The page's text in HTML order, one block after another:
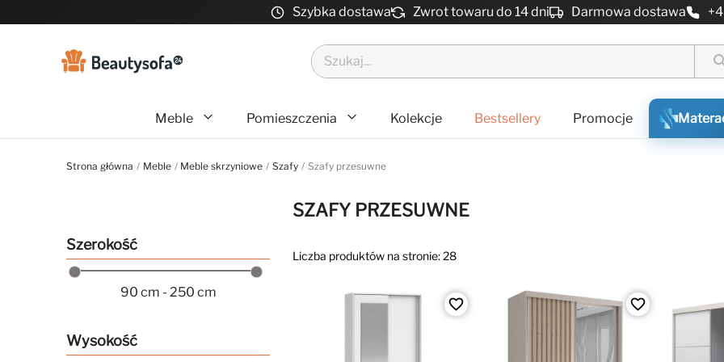
Szybka dostawa Zwrot towaru do 14 dni Darmowa dostawa
Meble Pomieszczenia Kolekcje Bestsellery Promocje
Strona główna Meble Meble skrzyniowe Szafy Szafy przesuwne
Szerokość
90 cm - 250 cm
Wysokość
SZAFY PRZESUWNE
Liczba produktów na stronie: 28
favorite_border favorite_border